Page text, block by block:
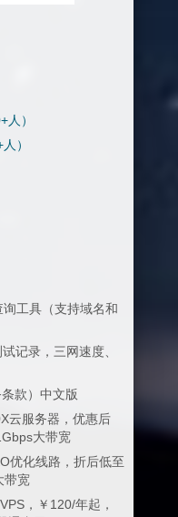
）
）
工具（支持域名和
记录，三网速度、
款）中文版
云服务器，优惠后
大带宽
优化线路，折后低至
带宽
，￥120/年起，